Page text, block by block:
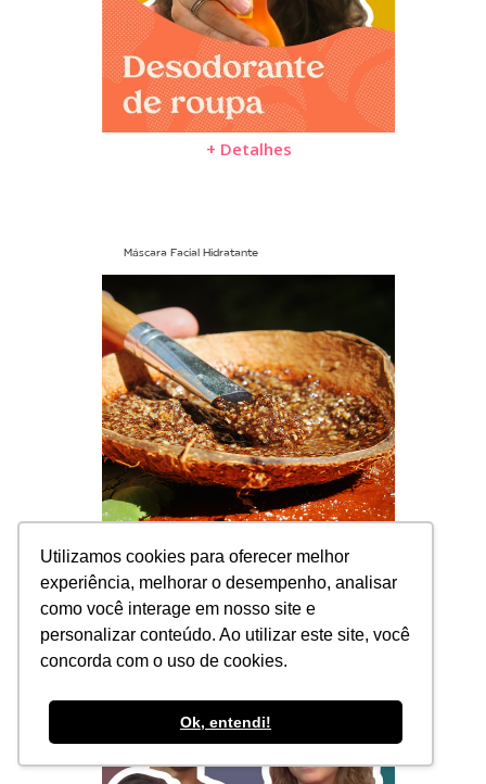
Utilizamos cookies para oferecer melhor
experiência, melhorar o desempenho, analisar
como você interage em nosso site e
personalizar conteúdo. Ao utilizar este site, você
concorda com o uso de cookies.
Ok, entendi!
+ Detalhes
Máscara Facial Hidratante
+ Detalhes